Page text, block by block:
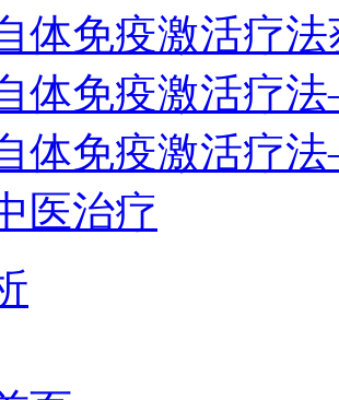
体免疫激活疗
体免疫激活疗
体免疫激活疗
医治疗